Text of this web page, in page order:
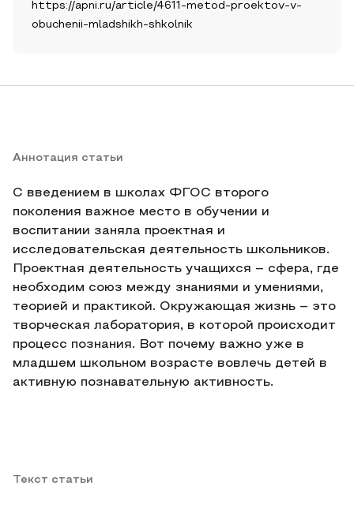
https://apni.ru/article/4611-metod-proektov-v-
obuchenii-mladshikh-shkolnik
Аннотация статьи
С введением в школах ФГОС второго
поколения важное место в обучении и
воспитании заняла проектная и
исследовательская деятельность школьников.
Проектная деятельность учащихся – сфера, где
необходим союз между знаниями и умениями,
теорией и практикой. Окружающая жизнь – это
творческая лаборатория, в которой происходит
процесс познания. Вот почему важно уже в
младшем школьном возрасте вовлечь детей в
активную познавательную активность.
Текст статьи